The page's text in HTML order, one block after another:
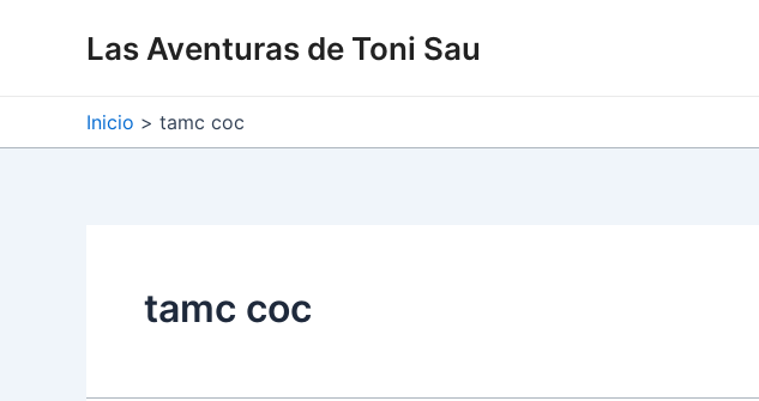
Las Aventuras de Toni Sau
Inicio tamc coc
tamc coc